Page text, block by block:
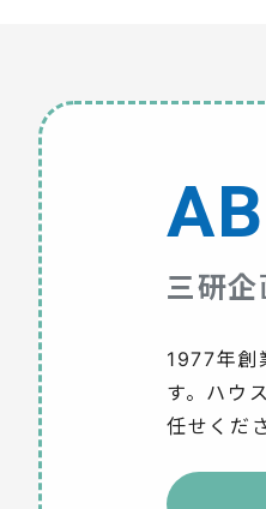
三研企
1977年創
す。ハウ
任せくだ